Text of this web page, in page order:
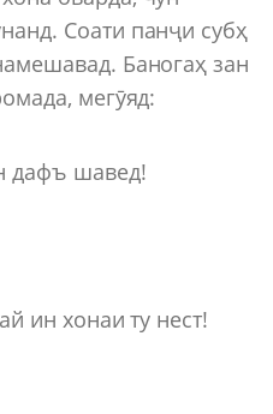
Соати панҷи субҳ
Баногаҳ зан
мегӯяд:
дафъ шавед!
ин хонаи ту нест!